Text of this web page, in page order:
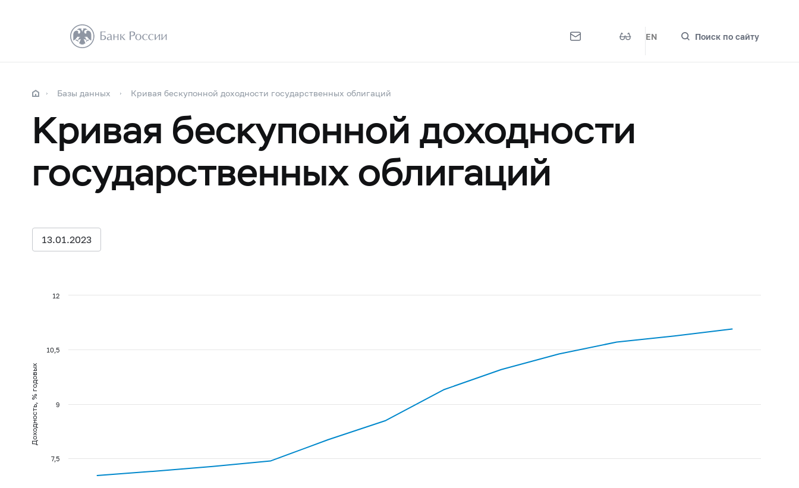
EN Поиск по сайту
Базы данных Кривая бескупонной доходности государственных облигаций
Кривая бескупонной доходности
государственных облигаций
13.01.2023
Доходность, % годовых
7,5
9
10,5
12